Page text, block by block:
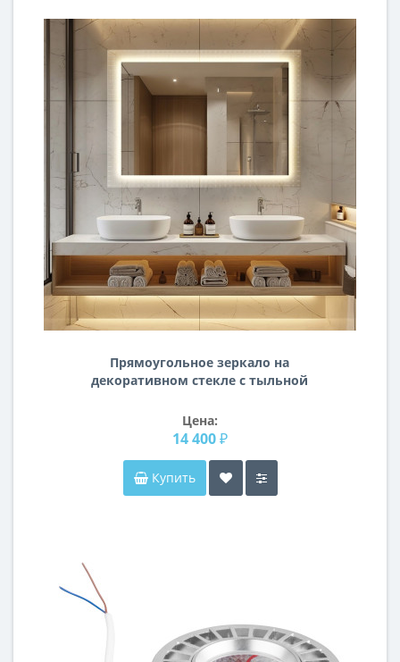
Прямоугольное зеркало на
декоративном стекле с тыльной
Цена:
14 400 ₽
Купить